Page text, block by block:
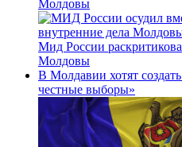
Молдовы
Мид России
Молдовы
В Молдавии хотят
честные выборы»